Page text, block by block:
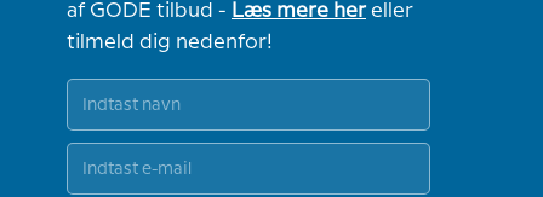
af GODE tilbud - Læs mere hereller
tilmeld dig nedenfor!